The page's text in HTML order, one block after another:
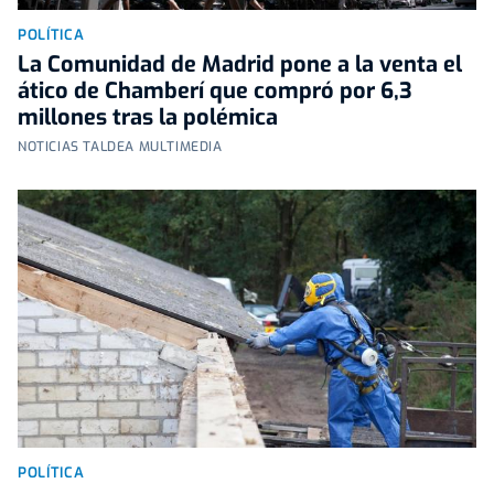
POLÍTICA
La Comunidad de Madrid pone a la venta el
ático de Chamberí que compró por 6,3
millones tras la polémica
NOTICIAS TALDEA MULTIMEDIA
POLÍTICA